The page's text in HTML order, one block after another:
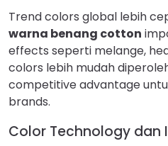
Trend colors global lebih
warna benang cotton
effects seperti melange,
colors lebih mudah
competitive advantage
brands.
Color Technology dan